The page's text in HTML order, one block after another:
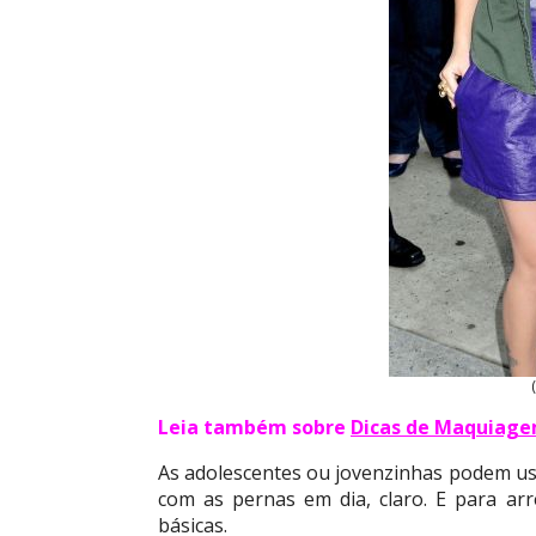
Leia também sobre Dicas de
As adolescentes ou jovenzinhas podem
com as pernas em dia, claro. E para
básicas.